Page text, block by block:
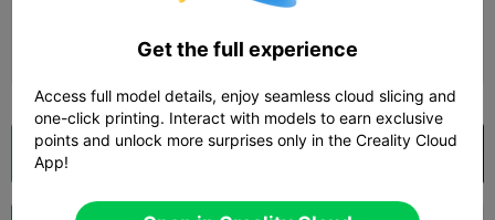
Author  02h 14m  1 plates
Cloud Slice Open in Creality Cloud
Get the full experience
Access full model details, enjoy seamless cloud slicing and
one-click printing. Interact with models to earn exclusive
points and unlock more surprises only in the Creality Cloud
App!